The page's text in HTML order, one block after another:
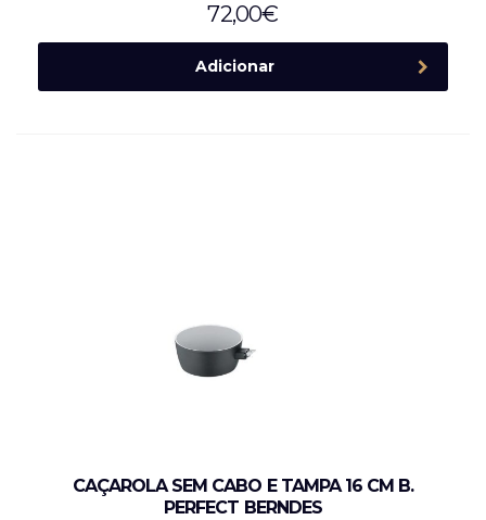
72,00€
Adicionar
CAÇAROLA SEM CABO E TAMPA 16 CM B.
PERFECT BERNDES